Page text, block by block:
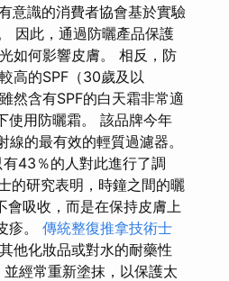
意識的消費者協會基於實驗
因此，通過防曬產品保護
如何影響皮膚。 相反，防
高的SPF（30歲及以
然含有SPF的白天霜非常適
使用防曬霜。 該品牌今年
的最有效的輕質過濾器。
43％的人對此進行了調
的研究表明，時鐘之間的曬
會吸收，而是在保持皮膚上
疹。 傳統整復推拿技術士
他化妝品或對水的耐藥性
經常重新塗抹，以保護太